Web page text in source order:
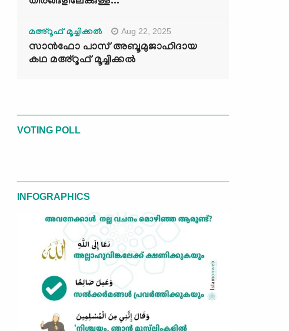
മഅ്റൂഫ് മൂച്ചിക്കല്‍ Aug 22, 2025
സാൻഫോ പാസ് അബൂമുജാഹിദായ
കഥ മഅ്റൂഫ് മൂച്ചിക്കല്‍
VOTING POLL
INFOGRAPHICS